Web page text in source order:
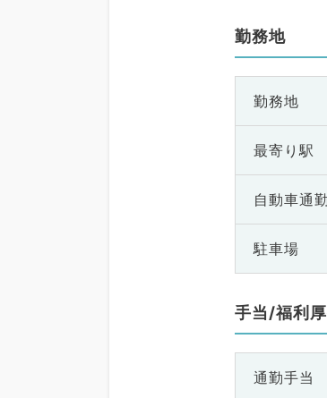
勤務地
勤務地
最寄り駅
自動車通勤
駐車場
手当/福利
通勤手当